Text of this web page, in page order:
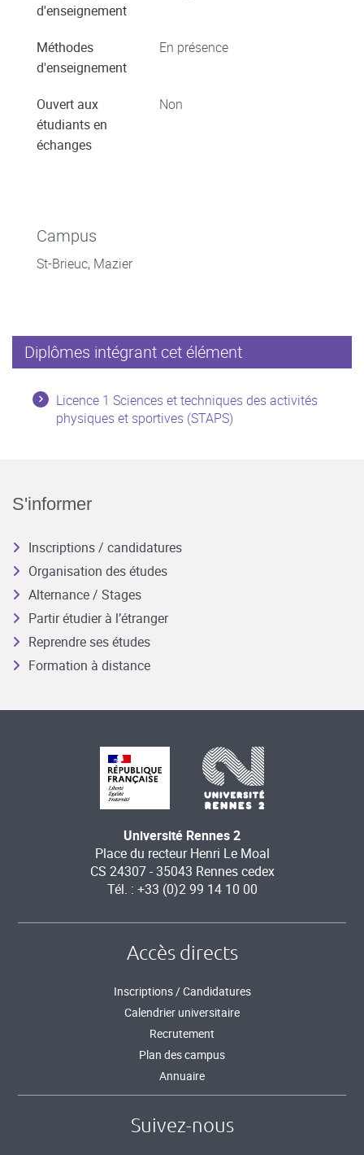
d'enseignement
Méthodes
d'enseignement
En présence
Ouvert aux
étudiants en
échanges
Non
Campus
St-Brieuc, Mazier
Diplômes intégrant cet élément
Licence 1 Sciences et techniques des activités
physiques et sportives (STAPS)
S'informer
Inscriptions / candidatures
Organisation des études
Alternance / Stages
Partir étudier à l’étranger
Reprendre ses études
Formation à distance
Université Rennes 2
Place du recteur Henri Le Moal
CS 24307 - 35043 Rennes cedex
Tél. : +33 (0)2 99 14 10 00
Accès directs
Inscriptions / Candidatures
Calendrier universitaire
Recrutement
Plan des campus
Annuaire
Suivez-nous